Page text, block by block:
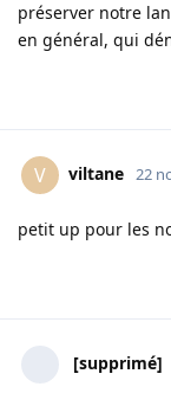
préserver notre
en général, qui
V viltane 22
petit up pour les
[supprimé]